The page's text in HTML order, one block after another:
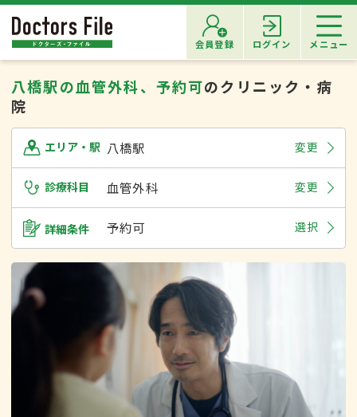
会員登録 ログイン メニュー
八橋駅の血管外科、予約可のクリニック・病
院
エリア・駅 八橋駅 変更
診療科目 血管外科 変更
詳細条件 予約可 選択